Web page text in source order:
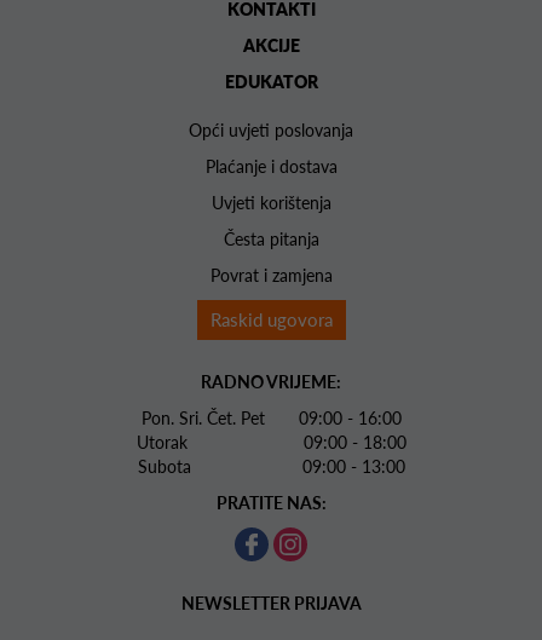
KONTAKTI
AKCIJE
EDUKATOR
Opći uvjeti poslovanja
Plaćanje i dostava
Uvjeti korištenja
Česta pitanja
Povrat i zamjena
Raskid ugovora
RADNO VRIJEME:
Pon. Sri. Čet. Pet 09:00 - 16:00
Utorak 09:00 - 18:00
Subota 09:00 - 13:00
PRATITE NAS:
NEWSLETTER PRIJAVA